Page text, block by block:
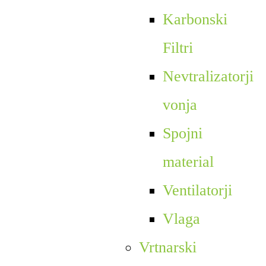
Karbonski
Filtri
Nevtralizatorji
vonja
Spojni
material
Ventilatorji
Vlaga
Vrtnarski